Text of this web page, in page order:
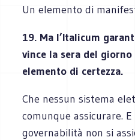
Un elemento di
19. Ma l’Italicum
vince la sera del
elemento di certezza.
Che nessun sistema
comunque assicurare.
governabilità non si